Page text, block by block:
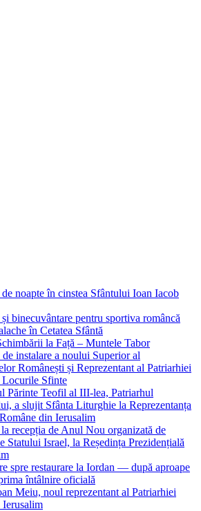
noapte în cinstea Sfântului Ioan Iacob
binecuvântare pentru sportiva româncă
în Cetatea Sfântă
la Față – Muntele Tabor
instalare a noului Superior al
Românești și Reprezentant al Patriarhiei
Locurile Sfinte
Părinte Teofil al III-lea, Patriarhul
a slujit Sfânta Liturghie la Reprezentanța
din Ierusalim
recepția de Anul Nou organizată de
Statului Israel, la Reședința Prezidențială
spre restaurare la Iordan — după aproape
întâlnire oficială
Meiu, noul reprezentant al Patriarhiei
Ierusalim